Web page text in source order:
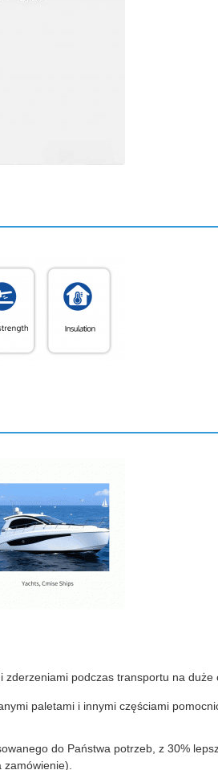
podczas transportu na
paletami i innymi częściami
do Państwa potrzeb, z 30%
zamówienie).